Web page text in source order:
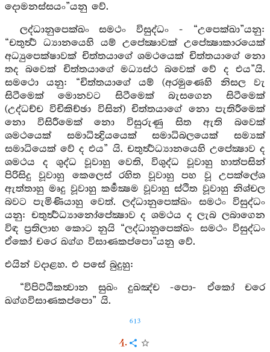
දොමනස්සයං”යනු වේ.
ලද්ධානුපෙක්ඛං සමථං විසුද්ධං - “උපෙක්ඛා”යනු:
“චතුර්‍ත්‍ථ ධ්‍යානයෙහි යම් උපේක්‍ෂාවක් උපේක්‍ෂාකාරයෙක්
අධ්‍යුපෙක්ෂාවක් චිත්තයාගේ ශමථයෙක් චිත්තයාගේ නො
තද බවෙක් චිත්තයාගේ මධ්‍යස්ථ බවෙක් වේ ද එය”යි.
සමථො යනු: “චිත්තයාගේ යම් (අරමුණෙහි නිසල වැ
සිටීමෙක් මොනවට සිටීමෙක් බැසගෙන සිටීමෙක්
(උද්ධච්ච විචිකිච්ඡා විසින්) චිත්තයාගේ නො පැතිරීමෙක්
නො විසිරීමෙක් නො විසුරුණු සිත ඇති බවෙක්
ශමථයෙක් සමාධින්‍ද්‍රියයෙක් සමාධිබලයෙක් සම්‍යක්
සමාධියෙක් වේ ද එය” යි. චතුර්‍ත්‍ථධ්‍යානයෙහි උපේක්‍ෂාව ද
ශමථය ද ශුද්ධ වූවාහු වෙති, විශුද්ධ වූවාහු හාත්පසින්
පිරිසිදු වූවාහු කෙලෙස් රහිත වූවාහු පහ වූ උපක්ලේශ
ඇත්තාහු මෘදු වූවාහු කර්‍මක්‍ෂම වූවාහු ස්ථිත වූවාහු නිශ්චල
බවට පැමිණියාහු වෙත්. ලද්ධානුපෙක්ඛං සමථං විසුද්ධං
යනු: චතුර්‍ත්‍ථධ්‍යානෝපේක්‍ෂාව ද ශමථය ද ලැබ ලබාගෙන
විඳ ප්‍රතිලාභ කොට නුයි “ලද්ධානුපෙක්ඛං සමථං විසුද්ධං
ඒකෝ චරෙ ඛග්ග විසාණකප්පො”යනු වේ.
එයින් වදාළහ. එ පසේ බුදුහු:
“විපිට්ඨිකත්‍වාන සුඛං දුඛඤ්ච -පො- ඒකෝ චරෙ
ඛග්ගවිසාණකප්පො” යි.
613
4.